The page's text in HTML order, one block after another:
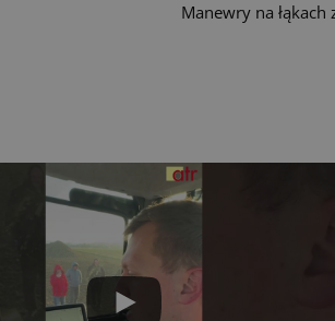
Manewry na łąkach